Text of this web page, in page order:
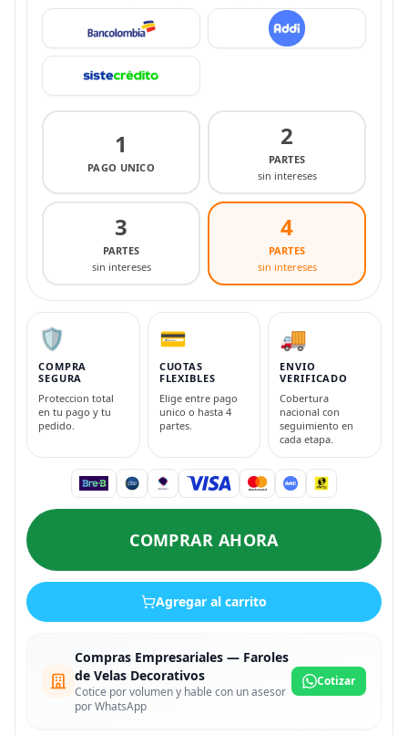
1
PAGO UNICO
2
PARTES
sin intereses
3
PARTES
sin intereses
4
PARTES
sin intereses
🛡️
COMPRA
SEGURA
Proteccion total
en tu pago y tu
pedido.
💳
CUOTAS
FLEXIBLES
Elige entre pago
unico o hasta 4
partes.
🚚
ENVIO
VERIFICADO
Cobertura
nacional con
seguimiento en
cada etapa.
COMPRAR AHORA
Agregar al carrito
Compras Empresariales — Faroles
de Velas Decorativos
Cotice por volumen y hable con un asesor
por WhatsApp
Cotizar